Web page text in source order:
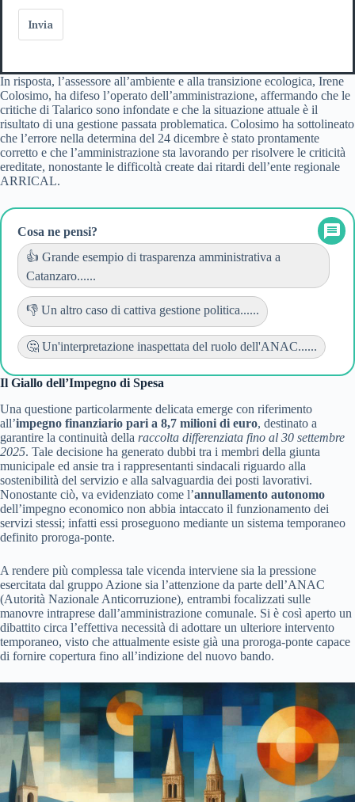
Invia
In risposta, l’assessore all’ambiente e alla transizione ecologica, Irene
Colosimo, ha difeso l’operato dell’amministrazione, affermando che le
critiche di Talarico sono infondate e che la situazione attuale è il
risultato di una gestione passata problematica. Colosimo ha sottolineato
che l’errore nella determina del 24 dicembre è stato prontamente
corretto e che l’amministrazione sta lavorando per risolvere le criticità
ereditate, nonostante le difficoltà create dai ritardi dell’ente regionale
ARRICAL.
Cosa ne pensi?
👍 Grande esempio di trasparenza amministrativa a
Catanzaro......
👎 Un altro caso di cattiva gestione politica......
🤔 Un'interpretazione inaspettata del ruolo dell'ANAC......
Il Giallo dell’Impegno di Spesa
Una questione particolarmente delicata emerge con riferimento
all’impegno finanziario pari a 8,7 milioni di euro, destinato a
garantire la continuità della raccolta differenziata fino al 30 settembre
2025. Tale decisione ha generato dubbi tra i membri della giunta
municipale ed ansie tra i rappresentanti sindacali riguardo alla
sostenibilità del servizio e alla salvaguardia dei posti lavorativi.
Nonostante ciò, va evidenziato come l’annullamento autonomo
dell’impegno economico non abbia intaccato il funzionamento dei
servizi stessi; infatti essi proseguono mediante un sistema temporaneo
definito proroga-ponte.
A rendere più complessa tale vicenda interviene sia la pressione
esercitata dal gruppo Azione sia l’attenzione da parte dell’ANAC
(Autorità Nazionale Anticorruzione), entrambi focalizzati sulle
manovre intraprese dall’amministrazione comunale. Si è così aperto un
dibattito circa l’effettiva necessità di adottare un ulteriore intervento
temporaneo, visto che attualmente esiste già una proroga-ponte capace
di fornire copertura fino all’indizione del nuovo bando.